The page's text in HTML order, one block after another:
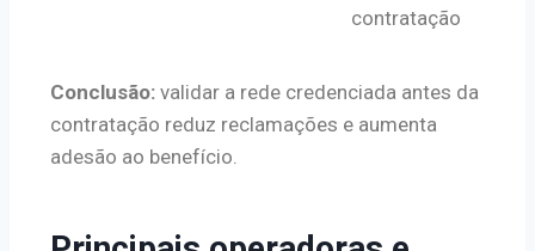
contratação
Conclusão: validar a rede credenciada antes da
contratação reduz reclamações e aumenta
adesão ao benefício.